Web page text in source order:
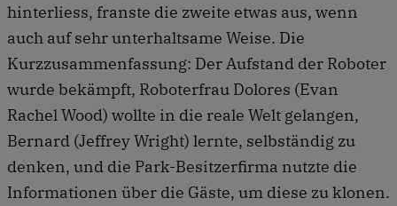
hinterliess, franste die zweite etwas aus, wenn
auch auf sehr unterhaltsame Weise. Die
Kurzzusammenfassung: Der Aufstand der Roboter
wurde bekämpft, Roboterfrau Dolores (Evan
Rachel Wood) wollte in die reale Welt gelangen,
Bernard (Jeffrey Wright) lernte, selbständig zu
denken, und die Park-Besitzerfirma nutzte die
Informationen über die Gäste, um diese zu klonen.